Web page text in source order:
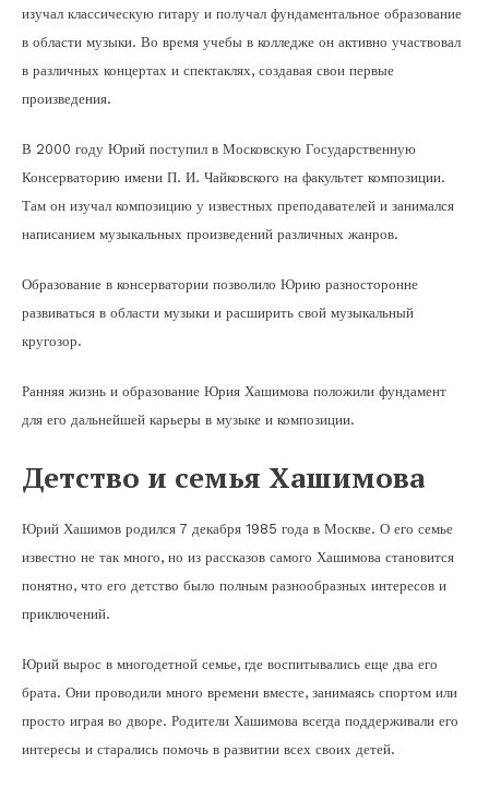
изучал классическую гитару и получал фундаментальное образование
в области музыки. Во время учебы в колледже он активно участвовал
в различных концертах и спектаклях, создавая свои первые
произведения.
В 2000 году Юрий поступил в Московскую Государственную
Консерваторию имени П. И. Чайковского на факультет композиции.
Там он изучал композицию у известных преподавателей и занимался
написанием музыкальных произведений различных жанров.
Образование в консерватории позволило Юрию разносторонне
развиваться в области музыки и расширить свой музыкальный
кругозор.
Ранняя жизнь и образование Юрия Хашимова положили фундамент
для его дальнейшей карьеры в музыке и композиции.
Детство и семья Хашимова
Юрий Хашимов родился 7 декабря 1985 года в Москве. О его семье
известно не так много, но из рассказов самого Хашимова становится
понятно, что его детство было полным разнообразных интересов и
приключений.
Юрий вырос в многодетной семье, где воспитывались еще два его
брата. Они проводили много времени вместе, занимаясь спортом или
просто играя во дворе. Родители Хашимова всегда поддерживали его
интересы и старались помочь в развитии всех своих детей.